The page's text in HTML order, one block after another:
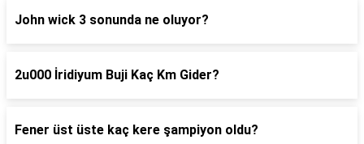
John wick 3 sonunda ne oluyor?
2u000 İridiyum Buji Kaç Km Gider?
Fener üst üste kaç kere şampiyon oldu?